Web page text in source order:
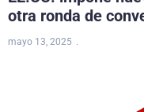
otra ronda de
mayo 13, 2025